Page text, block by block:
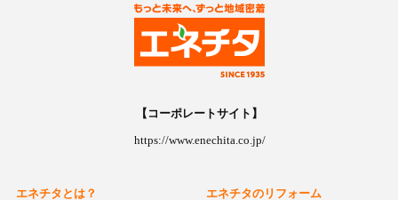
【コーポレートサイト】
https://www.enechita.co.jp/
エネチタとは？ エネチタのリフォーム